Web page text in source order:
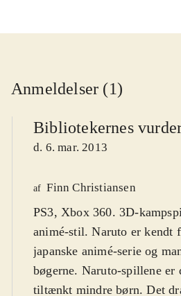
Anmeldelser (1)
Bibliotekernes
d. 6. mar. 2013
af Finn Christiansen
PS3, Xbox 360. 3D-
animé-stil. Naruto er kendt
japanske animé-serie og
bøgerne. Naruto-spillene er
tiltænkt mindre børn. Det